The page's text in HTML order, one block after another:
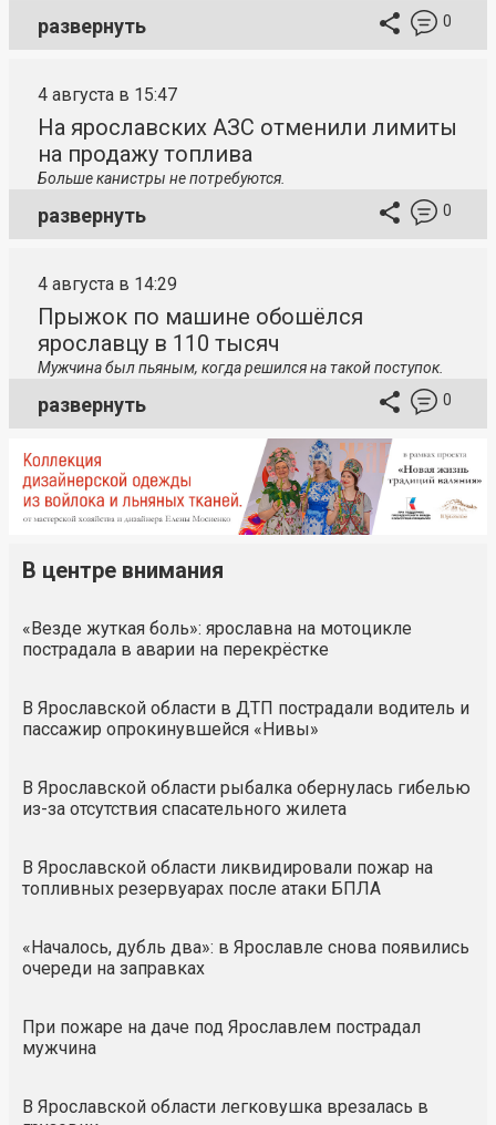
развернуть 0
4 августа в 15:47
На ярославских АЗС отменили лимиты
на продажу топлива
Больше канистры не потребуются.
развернуть 0
4 августа в 14:29
Прыжок по машине обошёлся
ярославцу в 110 тысяч
Мужчина был пьяным, когда решился на такой поступок.
развернуть 0
В центре внимания
«Везде жуткая боль»: ярославна на мотоцикле
пострадала в аварии на перекрёстке
В Ярославской области в ДТП пострадали водитель и
пассажир опрокинувшейся «Нивы»
В Ярославской области рыбалка обернулась гибелью
из-за отсутствия спасательного жилета
В Ярославской области ликвидировали пожар на
топливных резервуарах после атаки БПЛА
«Началось, дубль два»: в Ярославле снова появились
очереди на заправках
При пожаре на даче под Ярославлем пострадал
мужчина
В Ярославской области легковушка врезалась в